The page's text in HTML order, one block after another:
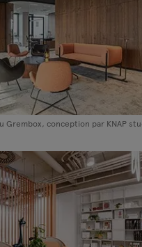
conception par KNAP studio,